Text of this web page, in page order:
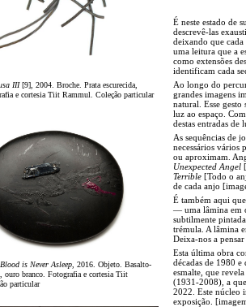
III[9], 2004. Broche. Prata escurecida,
e cortesia Tiit Rammul. Coleção particular
Blood is Never Asleep , 2016. Objeto. Basalto-
ouro branco. Fotografia e cortesia Tiit
particular
É neste estado de
descrevê-las
deixando que cada
uma leitura que a
como extensões
identificam cada
Ao longo do
grandes imagens
natural. Esse gesto
luz ao espaço.
destas entradas
As sequências de
necessários vários
ou aproximam.
Unexpected Angel
Terrible [Todo o
de cada anjo
É também aqui
— uma lâmina em
subtilmente
trémula. A lâmina
Deixa-nos a
Esta última obra
décadas de 1980
esmalte, que
(1931-2008), a
2022. Este núcleo
exposição.